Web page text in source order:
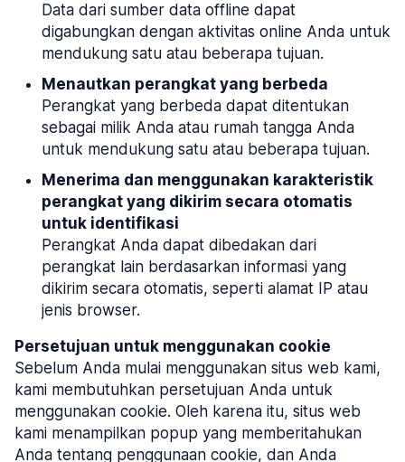
Data dari sumber data offline dapat
digabungkan dengan aktivitas online Anda untuk
mendukung satu atau beberapa tujuan.
Menautkan perangkat yang berbeda
Perangkat yang berbeda dapat ditentukan
sebagai milik Anda atau rumah tangga Anda
untuk mendukung satu atau beberapa tujuan.
Menerima dan menggunakan karakteristik
perangkat yang dikirim secara otomatis
untuk identifikasi
Perangkat Anda dapat dibedakan dari
perangkat lain berdasarkan informasi yang
dikirim secara otomatis, seperti alamat IP atau
jenis browser.
Persetujuan untuk menggunakan cookie
Sebelum Anda mulai menggunakan situs web kami,
kami membutuhkan persetujuan Anda untuk
menggunakan cookie. Oleh karena itu, situs web
kami menampilkan popup yang memberitahukan
Anda tentang penggunaan cookie, dan Anda